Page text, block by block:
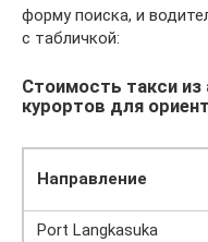
форму поиска, и
с табличкой:
Стоимость такси
курортов для
Направление
Port Langkasuka